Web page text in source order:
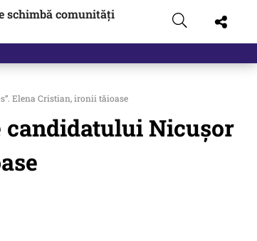
schimbă comunități
Elena Cristian, ironii tăioase
candidatului Nicușor